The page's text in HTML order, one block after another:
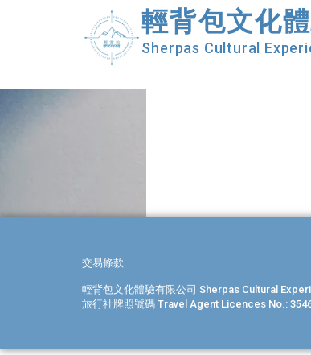
輕背包文化
Sherpas Cultural
交易條款
輕背包文化體驗有限公司 Sherpas Cultural
旅行社牌照號碼 Travel Agent Licences No.: